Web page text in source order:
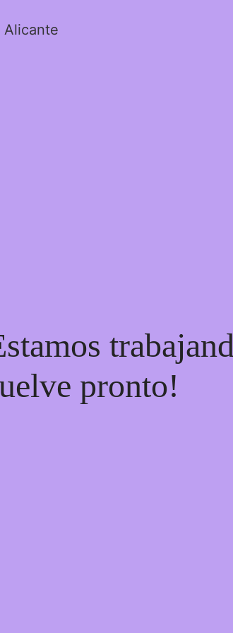
Alicante
pronto!